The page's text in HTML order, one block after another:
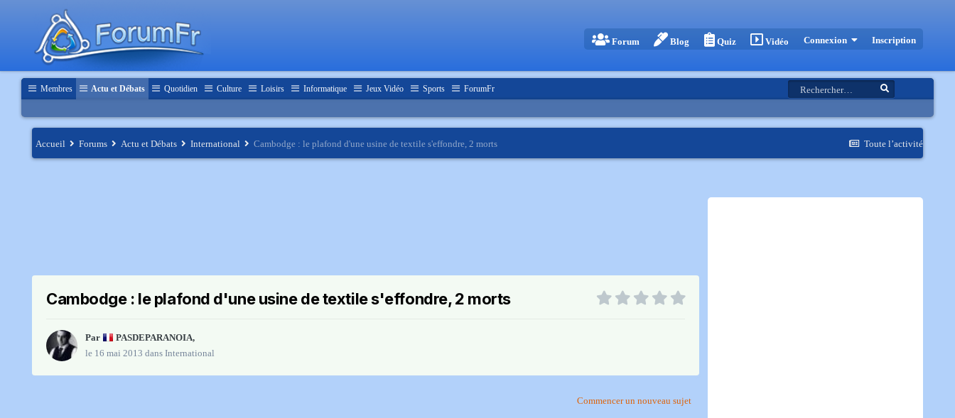
Forum Blog Quiz Vidéo Connexion Inscription
Membres Actu et Débats Quotidien Culture Loisirs Informatique Jeux Vidéo Sports ForumFr
Toute l’activité
Accueil Forums Actu et Débats International Cambodge : le plafond d'une usine de textile s'effondre, 2 morts
Cambodge : le plafond d'une usine de textile s'effondre, 2 morts
Par PASDEPARANOIA,
le 16 mai 2013 dans International
Commencer un nouveau sujet